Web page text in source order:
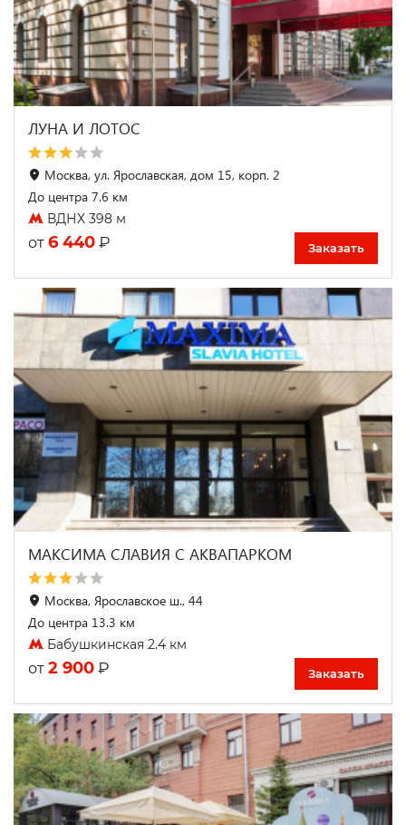
ЛУНА И ЛОТОС
Москва, ул. Ярославская, дом 15, корп. 2
До центра 7.6 км
ВДНХ 398 м
от 6 440 ₽ Заказать
МАКСИМА CЛАВИЯ C АКВАПАРКОМ
Москва, Ярославское ш., 44
До центра 13.3 км
Бабушкинская 2.4 км
от 2 900 ₽ Заказать